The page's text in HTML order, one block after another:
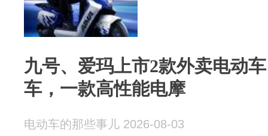
九号、爱玛上市2款外卖电动
车，一款高性能电摩
电动车的那些事儿 2026-08-03